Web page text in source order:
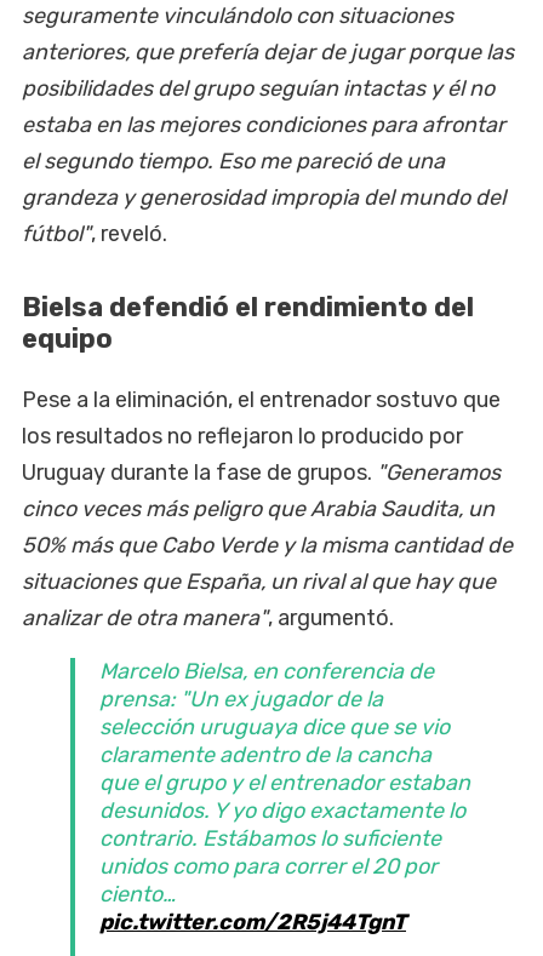
seguramente vinculándolo con situaciones
anteriores, que prefería dejar de jugar porque las
posibilidades del grupo seguían intactas y él no
estaba en las mejores condiciones para afrontar
el segundo tiempo. Eso me pareció de una
grandeza y generosidad impropia del mundo del
fútbol", reveló.
Bielsa defendió el rendimiento del
equipo
Pese a la eliminación, el entrenador sostuvo que
los resultados no reflejaron lo producido por
Uruguay durante la fase de grupos. "Generamos
cinco veces más peligro que Arabia Saudita, un
50% más que Cabo Verde y la misma cantidad de
situaciones que España, un rival al que hay que
analizar de otra manera", argumentó.
Marcelo Bielsa, en conferencia de
prensa: "Un ex jugador de la
selección uruguaya dice que se vio
claramente adentro de la cancha
que el grupo y el entrenador estaban
desunidos. Y yo digo exactamente lo
contrario. Estábamos lo suficiente
unidos como para correr el 20 por
ciento…
pic.twitter.com/2R5j44TgnT